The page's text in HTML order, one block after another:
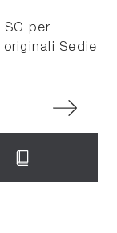
SG per
Sedie